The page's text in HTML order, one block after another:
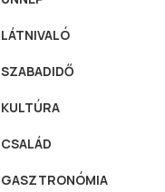
LÁTNIVALÓ
SZABADIDŐ
KULTÚRA
CSALÁD
GASZTRONÓMIA